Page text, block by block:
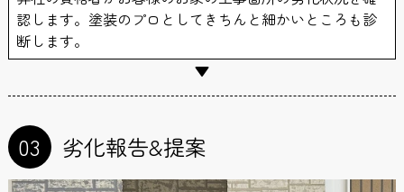
認します。塗装のプロとしてきちんと細かいところも診
断します。
03 劣化報告&提案